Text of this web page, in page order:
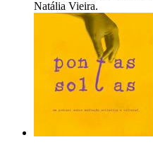
Natália Vieira.